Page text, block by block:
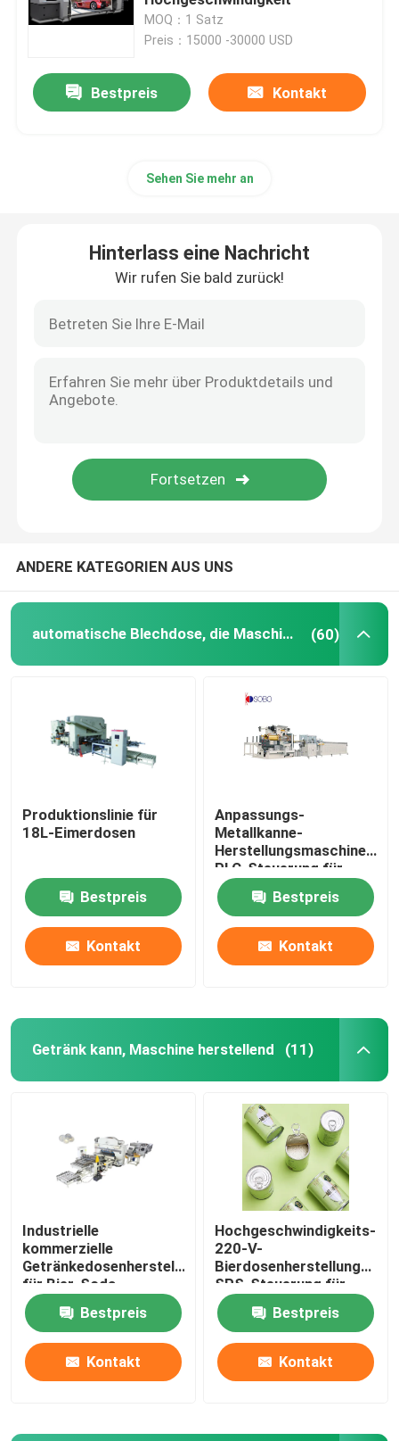
Benutzte Dose, die Maschinerie herstellt
Quadrat Maschine zur Herstellung von Blechdosen
Torsion weg von der Kappen-Maschine
Gebrauchte Druckmaschine
Zinnblechdruckmaschine
Blatt-Beschichtungs-Maschine
Gebrauchte Schweißmaschine
MOQ：1 Satz
Preis：15000 -30000 USD
Bestpreis Kontakt
Sehen Sie mehr an
Hinterlass eine Nachricht
Wir rufen Sie bald zurück!
ANDERE KATEGORIEN AUS UNS
automatische Blechdose, die Maschine herstellt (60)
Produktionslinie für
18L-Eimerdosen
Bestpreis
Kontakt
Anpassungs-
Metallkanne-
Herstellungsmaschine
PLC-Steuerung für
Eimer
Bestpreis
Kontakt
Getränk kann, Maschine herstellend (11)
Industrielle
kommerzielle
Getränkedosenherstellungsmaschine
für Bier-Soda,
multifunktional
Bestpreis
Kontakt
Hochgeschwindigkeits-
220-V-
SPS-Steuerung für
alkoholfreie
Getränkedosen
Bestpreis
Kontakt